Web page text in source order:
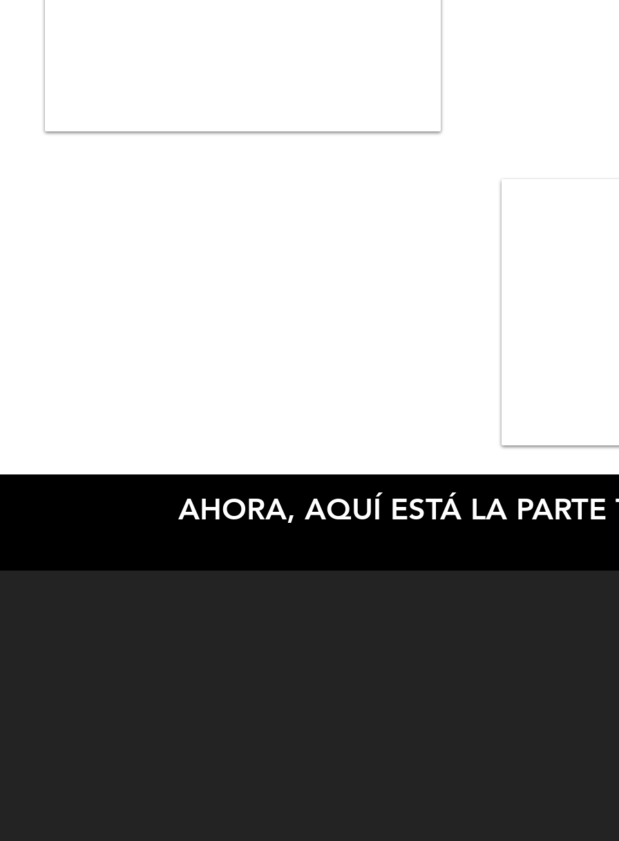
ESPECIFICACIONES
AHORA, AQUÍ ESTÁ LA PARTE